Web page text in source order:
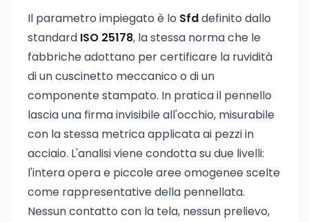
Il parametro impiegato è lo Sfddefinito dallo
standard ISO 25178, la stessa norma che le
fabbriche adottano per certificare la ruvidità
di un cuscinetto meccanico o di un
componente stampato. In pratica il pennello
lascia una firma invisibile all'occhio, misurabile
con la stessa metrica applicata ai pezzi in
acciaio. L'analisi viene condotta su due livelli:
l'intera opera e piccole aree omogenee scelte
come rappresentative della pennellata.
Nessun contatto con la tela, nessun prelievo,